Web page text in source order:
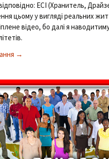
відповідно: ЕСІ (Хранитель,
цьому у вигляді реальних
відео, бо далі я
Відмінність менталітетів
→